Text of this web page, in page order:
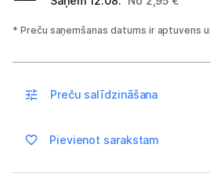
Viedierīces
* Preču saņemšanas datums ir aptuvens
Preču salīdzināšana
Pievienot sarakstam